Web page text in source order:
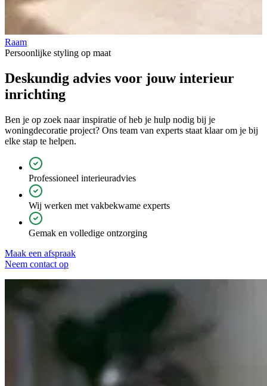
Raam
Persoonlijke styling op maat
Deskundig advies voor jouwinterieur
inrichting
Ben je op zoek naar inspiratie of heb je hulp nodig bij je
woningdecoratie project? Ons team van experts staat klaar om je bij
elke stap te helpen.
Professioneel interieuradvies
Wij werken met vakbekwame experts
Gemak en volledige ontzorging
Maak een afspraak
Neem contact op